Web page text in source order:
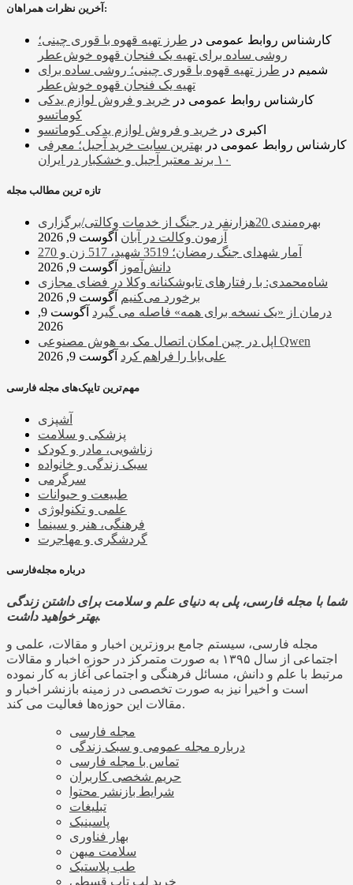
آخرین نظرات همراهان:
کارشناس روابط عمومی در طرز تهیه قهوه با قوری چینی؛
روشی ساده برای تهیه یک فنجان قهوه خوش‌عطر
شمیم در طرز تهیه قهوه با قوری چینی؛ روشی ساده برای
تهیه یک فنجان قهوه خوش‌عطر
کارشناس روابط عمومی در خرید و فروش لوازم یدکی
کوماتسو
اکبری در خرید و فروش لوازم یدکی کوماتسو
کارشناس روابط عمومی در بهترین سایت خرید آجیل؛ معرفی
۱۰ برند معتبر آجیل و خشکبار در ایران
تازه ترین مطالب مجله
بهره‌مندی 20هزارنفر در جنگ از خدمات وکالتی/برگزاری
آزمون وکالت در آبان آگوست 9, 2026
آمار شهدای جنگ رمضان؛ 3519 شهید، 517 زن و 270
دانش‌آموز
آگوست 9, 2026
شاه‌محمدی: با رفتارهای تابوشکنانه وکلا در فضای مجازی
برخورد می‌کنیم آگوست 9, 2026
درمان از «یک نسخه برای همه» فاصله می گیرد
آگوست 9,
2026
اپل در چین امکان اتصال مک به هوش مصنوعی Qwen
علی‌بابا را فراهم کرد آگوست 9, 2026
مهم‌ترین تایپک‌های مجله فارسی
آشپزی
پزشکی و سلامت
زناشویی، مادر و کودک
سبک زندگی و خانواده
سرگرمی
طبیعت و حیوانات
علمی و تکنولوژی
فرهنگی، هنر و سینما
گردشگری و مهاجرت
درباره مجله‌فارسی
شما با مجله فارسی، پلی به دنیای علم و سلامت برای داشتن زندگی
بهتر خواهید داشت.
مجله فارسی، سیستم جامع بروزترین اخبار و مقالات، علمی و
اجتماعی از سال ۱۳۹۵ به صورت متمرکز در حوزه اخبار و مقالات
مرتبط با علم و دانش، مسائل فرهنگی و اجتماعی آغاز به کار نموده
است و اخیرا نیز به صورت تخصصی در زمینه بازنشر اخبار و
مقالات این حوزه‌ها فعالیت می کند.
مجله فارسی
درباره مجله عمومی و سبک زندگی
تماس با مجله فارسی
حریم شخصی کاربران
شرایط بازنشر محتوا
تبلیغات
پاسینیک
بهار فناوری
سلامت میهن
طب پلاستیک
خرید لپ تاپ قسطی